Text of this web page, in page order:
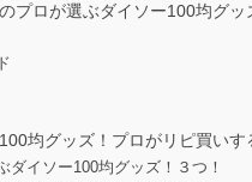
プロが選ぶダイソー100均グッ
均グッズ！プロがリピ買い
ダイソー100均グッズ！３つ！